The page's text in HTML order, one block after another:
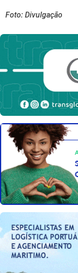
Foto: Divulgação